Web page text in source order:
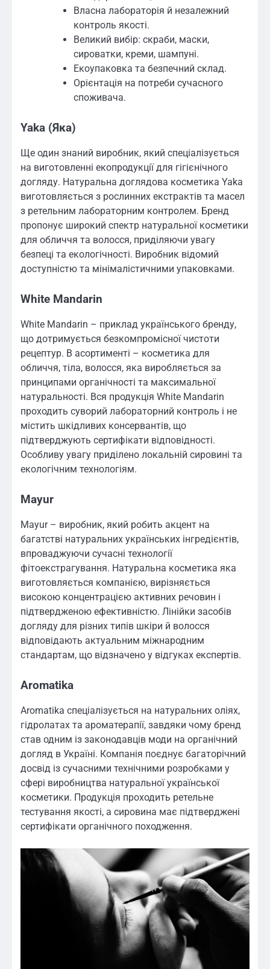
Власна лабораторія й незалежний
контроль якості.
Великий вибір: скраби, маски,
сироватки, креми, шампуні.
Екоупаковка та безпечний склад.
Орієнтація на потреби сучасного
споживача.
Yaka (Яка)
Ще один знаний виробник, який спеціалізується
на виготовленні екопродукції для гігієнічного
догляду. Натуральна доглядова косметика Yaka
виготовляється з рослинних екстрактів та масел
з ретельним лабораторним контролем. Бренд
пропонує широкий спектр натуральної косметики
для обличчя та волосся, приділяючи увагу
безпеці та екологічності. Виробник відомий
доступністю та мінімалістичними упаковками.
White Mandarin
White Mandarin – приклад українського бренду,
що дотримується безкомпромісної чистоти
рецептур. В асортименті – косметика для
обличчя, тіла, волосся, яка виробляється за
принципами органічності та максимальної
натуральності. Вся продукція White Mandarin
проходить суворий лабораторний контроль і не
містить шкідливих консервантів, що
підтверджують сертифікати відповідності.
Особливу увагу приділено локальній сировині та
екологічним технологіям.
Mayur
Mayur – виробник, який робить акцент на
багатстві натуральних українських інгредієнтів,
впроваджуючи сучасні технології
фітоекстрагування. Натуральна косметика яка
виготовляється компанією, вирізняється
високою концентрацією активних речовин і
підтвердженою ефективністю. Лінійки засобів
догляду для різних типів шкіри й волосся
відповідають актуальним міжнародним
стандартам, що відзначено у відгуках експертів.
Aromatika
Aromatika спеціалізується на натуральних оліях,
гідролатах та ароматерапії, завдяки чому бренд
став одним із законодавців моди на органічний
догляд в Україні. Компанія поєднує багаторічний
досвід із сучасними технічними розробками у
сфері виробництва натуральної української
косметики. Продукція проходить ретельне
тестування якості, а сировина має підтверджені
сертифікати органічного походження.